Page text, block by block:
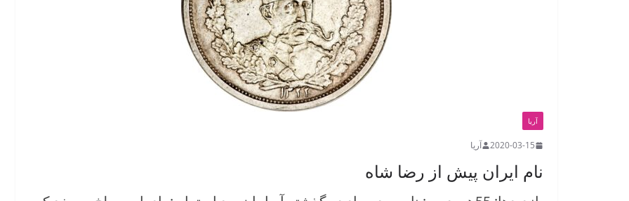
آریا
2020-03-15 آریا
نام ایران پیش از رضا شاه